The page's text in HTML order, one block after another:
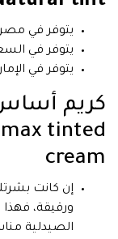
يتوفر في مصر
يتوفر في
يتوفر في
كريم أساس
tinted
cream
إن كانت
ورقيقة،
الصيدلية